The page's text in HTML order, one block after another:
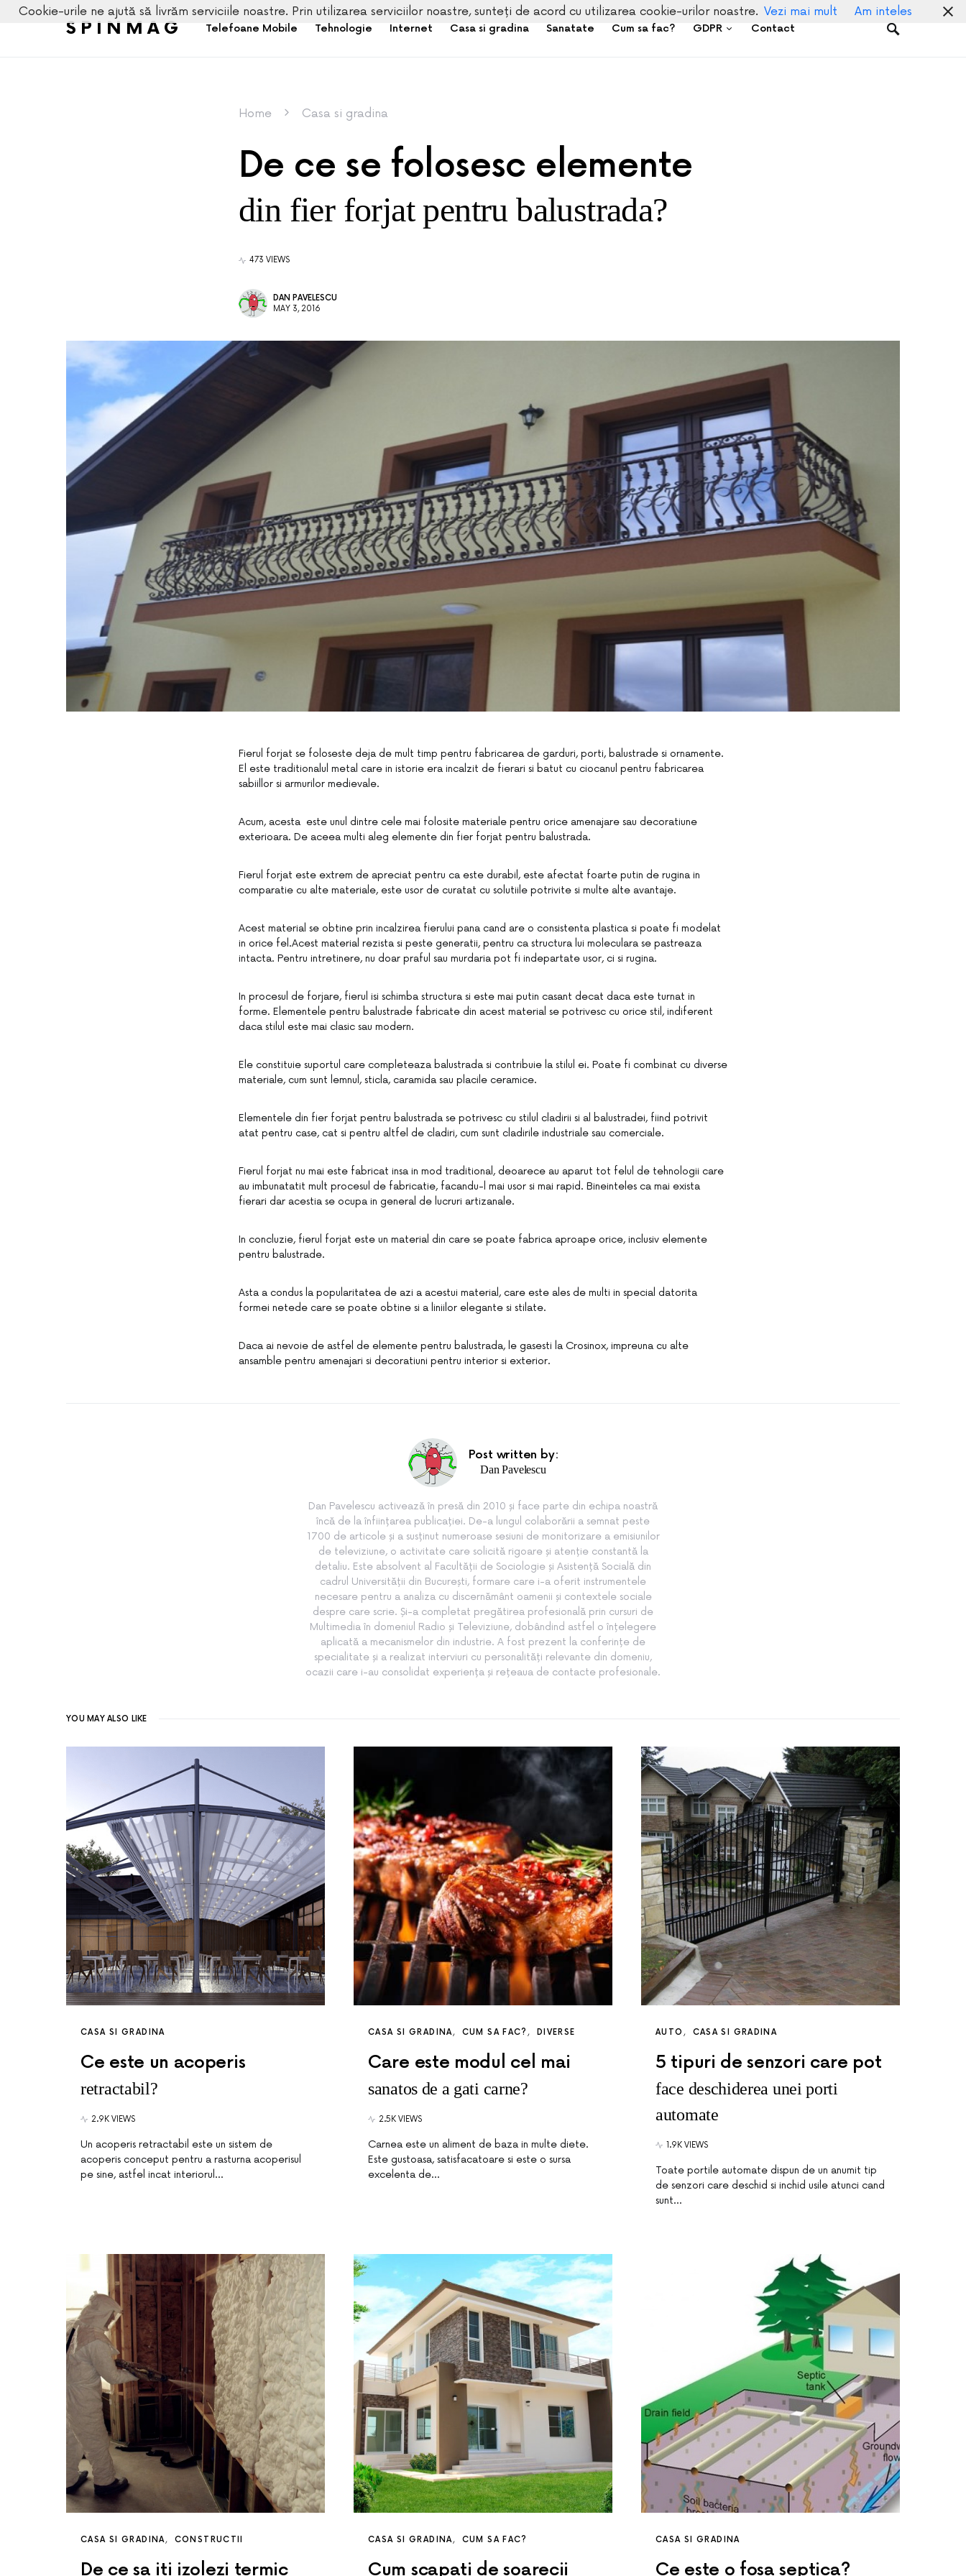
SPINMAG Telefoane Mobile Tehnologie Internet Casa si gradina Sanatate Cum sa fac? GDPR Contact
Home Casa si gradina
De ce se folosesc elemente
din fier forjat pentru balustrada?
473 VIEWS
DAN PAVELESCU
MAY 3, 2016
Fierul forjat se foloseste deja de mult timp pentru fabricarea de garduri, porti, balustrade si ornamente.
El este traditionalul metal care in istorie era incalzit de fierari si batut cu ciocanul pentru fabricarea
sabiillor si armurilor medievale.
Acum, acesta este unul dintre cele mai folosite materiale pentru orice amenajare sau decoratiune
exterioara. De aceea multi aleg elemente din fier forjat pentru balustrada.
Fierul forjat este extrem de apreciat pentru ca este durabil, este afectat foarte putin de rugina in
comparatie cu alte materiale, este usor de curatat cu solutiile potrivite si multe alte avantaje.
Acest material se obtine prin incalzirea fierului pana cand are o consistenta plastica si poate fi modelat
in orice fel.Acest material rezista si peste generatii, pentru ca structura lui moleculara se pastreaza
intacta. Pentru intretinere, nu doar praful sau murdaria pot fi indepartate usor, ci si rugina.
In procesul de forjare, fierul isi schimba structura si este mai putin casant decat daca este turnat in
forme. Elementele pentru balustrade fabricate din acest material se potrivesc cu orice stil, indiferent
daca stilul este mai clasic sau modern.
Ele constituie suportul care completeaza balustrada si contribuie la stilul ei. Poate fi combinat cu diverse
materiale, cum sunt lemnul, sticla, caramida sau placile ceramice.
Elementele din fier forjat pentru balustrada se potrivesc cu stilul cladirii si al balustradei, fiind potrivit
atat pentru case, cat si pentru altfel de cladiri, cum sunt cladirile industriale sau comerciale.
Fierul forjat nu mai este fabricat insa in mod traditional, deoarece au aparut tot felul de tehnologii care
au imbunatatit mult procesul de fabricatie, facandu-l mai usor si mai rapid. Bineinteles ca mai exista
fierari dar acestia se ocupa in general de lucruri artizanale.
In concluzie, fierul forjat este un material din care se poate fabrica aproape orice, inclusiv elemente
pentru balustrade.
Asta a condus la popularitatea de azi a acestui material, care este ales de multi in special datorita
formei netede care se poate obtine si a liniilor elegante si stilate.
Daca ai nevoie de astfel de elemente pentru balustrada, le gasesti la Crosinox, impreuna cu alte
ansamble pentru amenajari si decoratiuni pentru interior si exterior.
Post written by:
Dan Pavelescu
Dan Pavelescu activează în presă din 2010 și face parte din echipa noastră
încă de la înființarea publicației. De-a lungul colaborării a semnat peste
1700 de articole și a susținut numeroase sesiuni de monitorizare a emisiunilor
de televiziune, o activitate care solicită rigoare și atenție constantă la
detaliu. Este absolvent al Facultății de Sociologie și Asistență Socială din
cadrul Universității din București, formare care i-a oferit instrumentele
necesare pentru a analiza cu discernământ oamenii și contextele sociale
despre care scrie. Și-a completat pregătirea profesională prin cursuri de
Multimedia în domeniul Radio și Televiziune, dobândind astfel o înțelegere
aplicată a mecanismelor din industrie. A fost prezent la conferințe de
specialitate și a realizat interviuri cu personalități relevante din domeniu,
ocazii care i-au consolidat experiența și rețeaua de contacte profesionale.
YOU MAY ALSO LIKE
CASA SI GRADINA
Ce este un acoperis
retractabil?
2.9K VIEWS
Un acoperis retractabil este un sistem de
acoperis conceput pentru a rasturna acoperisul
pe sine, astfel incat interiorul…
CASA SI GRADINA CUM SA FAC? DIVERSE
Care este modul cel mai
sanatos de a gati carne?
2.5K VIEWS
Carnea este un aliment de baza in multe diete.
Este gustoasa, satisfacatoare si este o sursa
excelenta de…
AUTO CASA SI GRADINA
5 tipuri de senzori care pot
face deschiderea unei porti
automate
1.9K VIEWS
Toate portile automate dispun de un anumit tip
de senzori care deschid si inchid usile atunci cand
sunt…
CASA SI GRADINA CONSTRUCTII
De ce sa iti izolezi termic
CASA SI GRADINA CUM SA FAC?
Cum scapati de soarecii
CASA SI GRADINA
Ce este o fosa septica?
Cookie-urile ne ajută să livrăm serviciile noastre. Prin utilizarea serviciilor noastre, sunteți de acord cu utilizarea cookie-urilor noastre. Vezi mai mult Am inteles